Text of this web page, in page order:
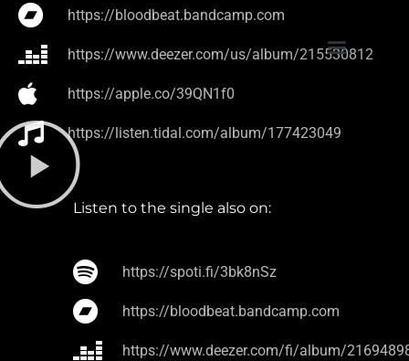
https://bloodbeat.bandcamp.com
https://www.deezer.com/us/album/215530812
https://apple.co/39QN1f0
https://listen.tidal.com/album/177423049
Listen to the single also on:
https://spoti.fi/3bk8nSz
https://bloodbeat.bandcamp.com
https://www.deezer.com/fi/album/